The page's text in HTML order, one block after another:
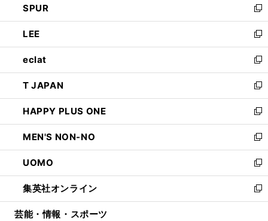
で
開
く
ド
ウ
で
開
く
ィ
ン
ド
ウ
で
開
く
い
ウ
ィ
ン
ド
ウ
で
開
く
SPUR
新
し
い
ウ
ィ
ン
ド
ウ
で
開
く
LEE
新
し
い
ウ
ィ
ン
ド
ウ
で
開
く
eclat
新
し
い
ウ
ィ
ン
ド
ウ
で
開
く
T JAPAN
新
し
い
ウ
ィ
ン
ド
ウ
で
開
HAPPY PLUS ONE
新
し
い
ウ
ィ
ン
ド
ウ
MEN'S NON-NO
新
し
い
ウ
ィ
ン
UOMO
新
し
い
ウ
集英社オンライン
新
し
芸能・情報・スポーツ